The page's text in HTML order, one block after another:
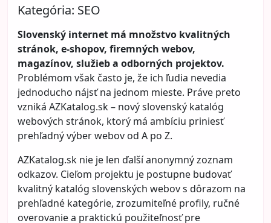
Kategória: SEO
Slovenský internet má množstvo kvalitných
stránok, e-shopov, firemných webov,
magazínov, služieb a odborných projektov.
Problémom však často je, že ich ľudia nevedia
jednoducho nájsť na jednom mieste. Práve preto
vzniká AZKatalog.sk– nový slovenský katalóg
webových stránok, ktorý má ambíciu priniesť
prehľadný výber webov od A po Z.
AZKatalog.sk nie je len ďalší anonymný zoznam
odkazov. Cieľom projektu je postupne budovať
kvalitný katalóg slovenských webov s dôrazom na
prehľadné kategórie, zrozumiteľné profily, ručné
overovanie a praktickú použiteľnosť pre